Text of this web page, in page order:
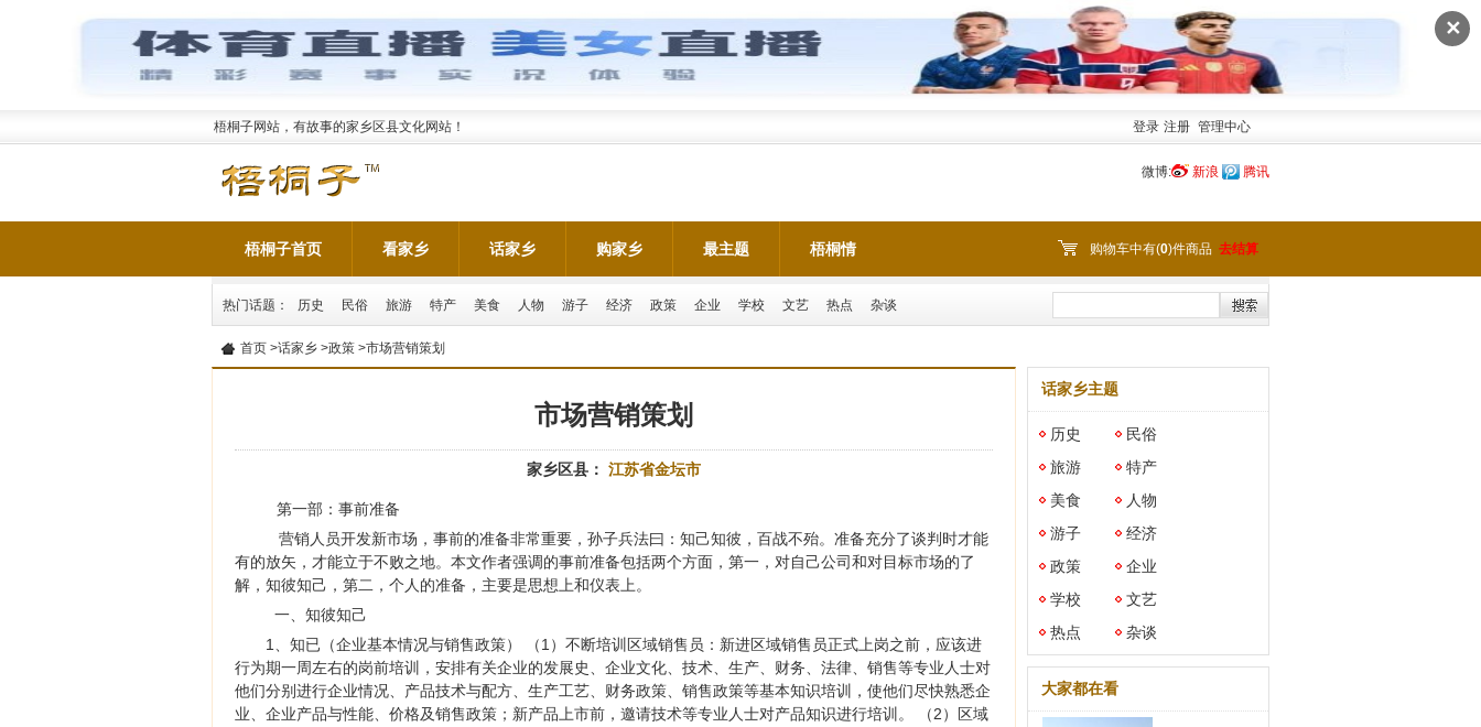
✕
梧桐子网站，有故事的家乡区县文化网站！ 登录 注册 管理中心
微博: 新浪 腾讯
梧桐子首页 看家乡 话家乡 购家乡 最主题 梧桐情 购物车中有(0)件商品 去结算
热门话题： 历史 民俗 旅游 特产 美食 人物 游子 经济 政策 企业 学校 文艺 热点 杂谈
首页 >话家乡 >政策 >市场营销策划
市场营销策划
家乡区县： 江苏省金坛市
第一部：事前准备
营销人员开发新市场，事前的准备非常重要，孙子兵法曰：知己知彼，百战不殆。准备充分了谈判时才能
有的放矢，才能立于不败之地。本文作者强调的事前准备包括两个方面，第一，对自己公司和对目标市场的了
解，知彼知己，第二，个人的准备，主要是思想上和仪表上。
一、知彼知己
1、知已（企业基本情况与销售政策） （1）不断培训区域销售员：新进区域销售员正式上岗之前，应该进
行为期一周左右的岗前培训，安排有关企业的发展史、企业文化、技术、生产、财务、法律、销售等专业人士对
他们分别进行企业情况、产品技术与配方、生产工艺、财务政策、销售政策等基本知识培训，使他们尽快熟悉企
业、企业产品与性能、价格及销售政策；新产品上市前，邀请技术等专业人士对产品知识进行培训。 （2）区域
话家乡主题
历史
民俗
旅游
特产
美食
人物
游子
经济
政策
企业
学校
文艺
热点
杂谈
大家都在看